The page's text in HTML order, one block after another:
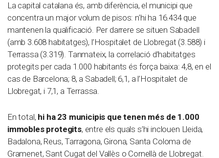
La capital catalana és, amb diferència, el municipi que
concentra un major volum de pisos: n’hi ha 16.434 que
mantenen la qualificació. Per darrere se situen Sabadell
(amb 3.608 habitatges), l’Hospitalet de Llobregat (3.588) i
Terrassa (3.319). Tanmateix, la correlació d’habitatges
protegits per cada 1.000 habitants és força baixa: 4,8, en el
cas de Barcelona; 8, a Sabadell; 6,1, a l’Hospitalet de
Llobregat, i 7,1, a Terrassa.
En total, hi ha 23 municipis que tenen més de 1.000
immobles protegits, entre els quals s’hi inclouen Lleida,
Badalona, Reus, Tarragona, Girona, Santa Coloma de
Gramenet, Sant Cugat del Vallès o Cornellà de Llobregat.